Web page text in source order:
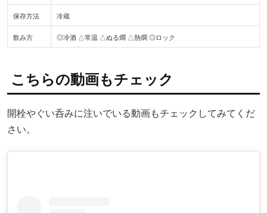
保存方法 冷蔵
飲み方 ◎冷酒 △常温 △ぬる燗 △熱燗 ◎ロック
こちらの動画もチェック
開栓やぐい呑みに注いでいる動画もチェックしてみてくだ
さい。